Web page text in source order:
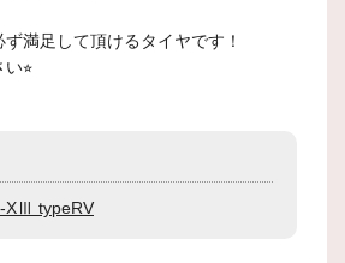
満足して頂けるタイヤです！
⭐︎
XⅢ typeRV